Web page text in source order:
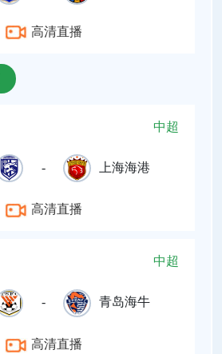
高清直播
中超
- 上海海港
高清直播
中超
- 青岛海牛
高清直播